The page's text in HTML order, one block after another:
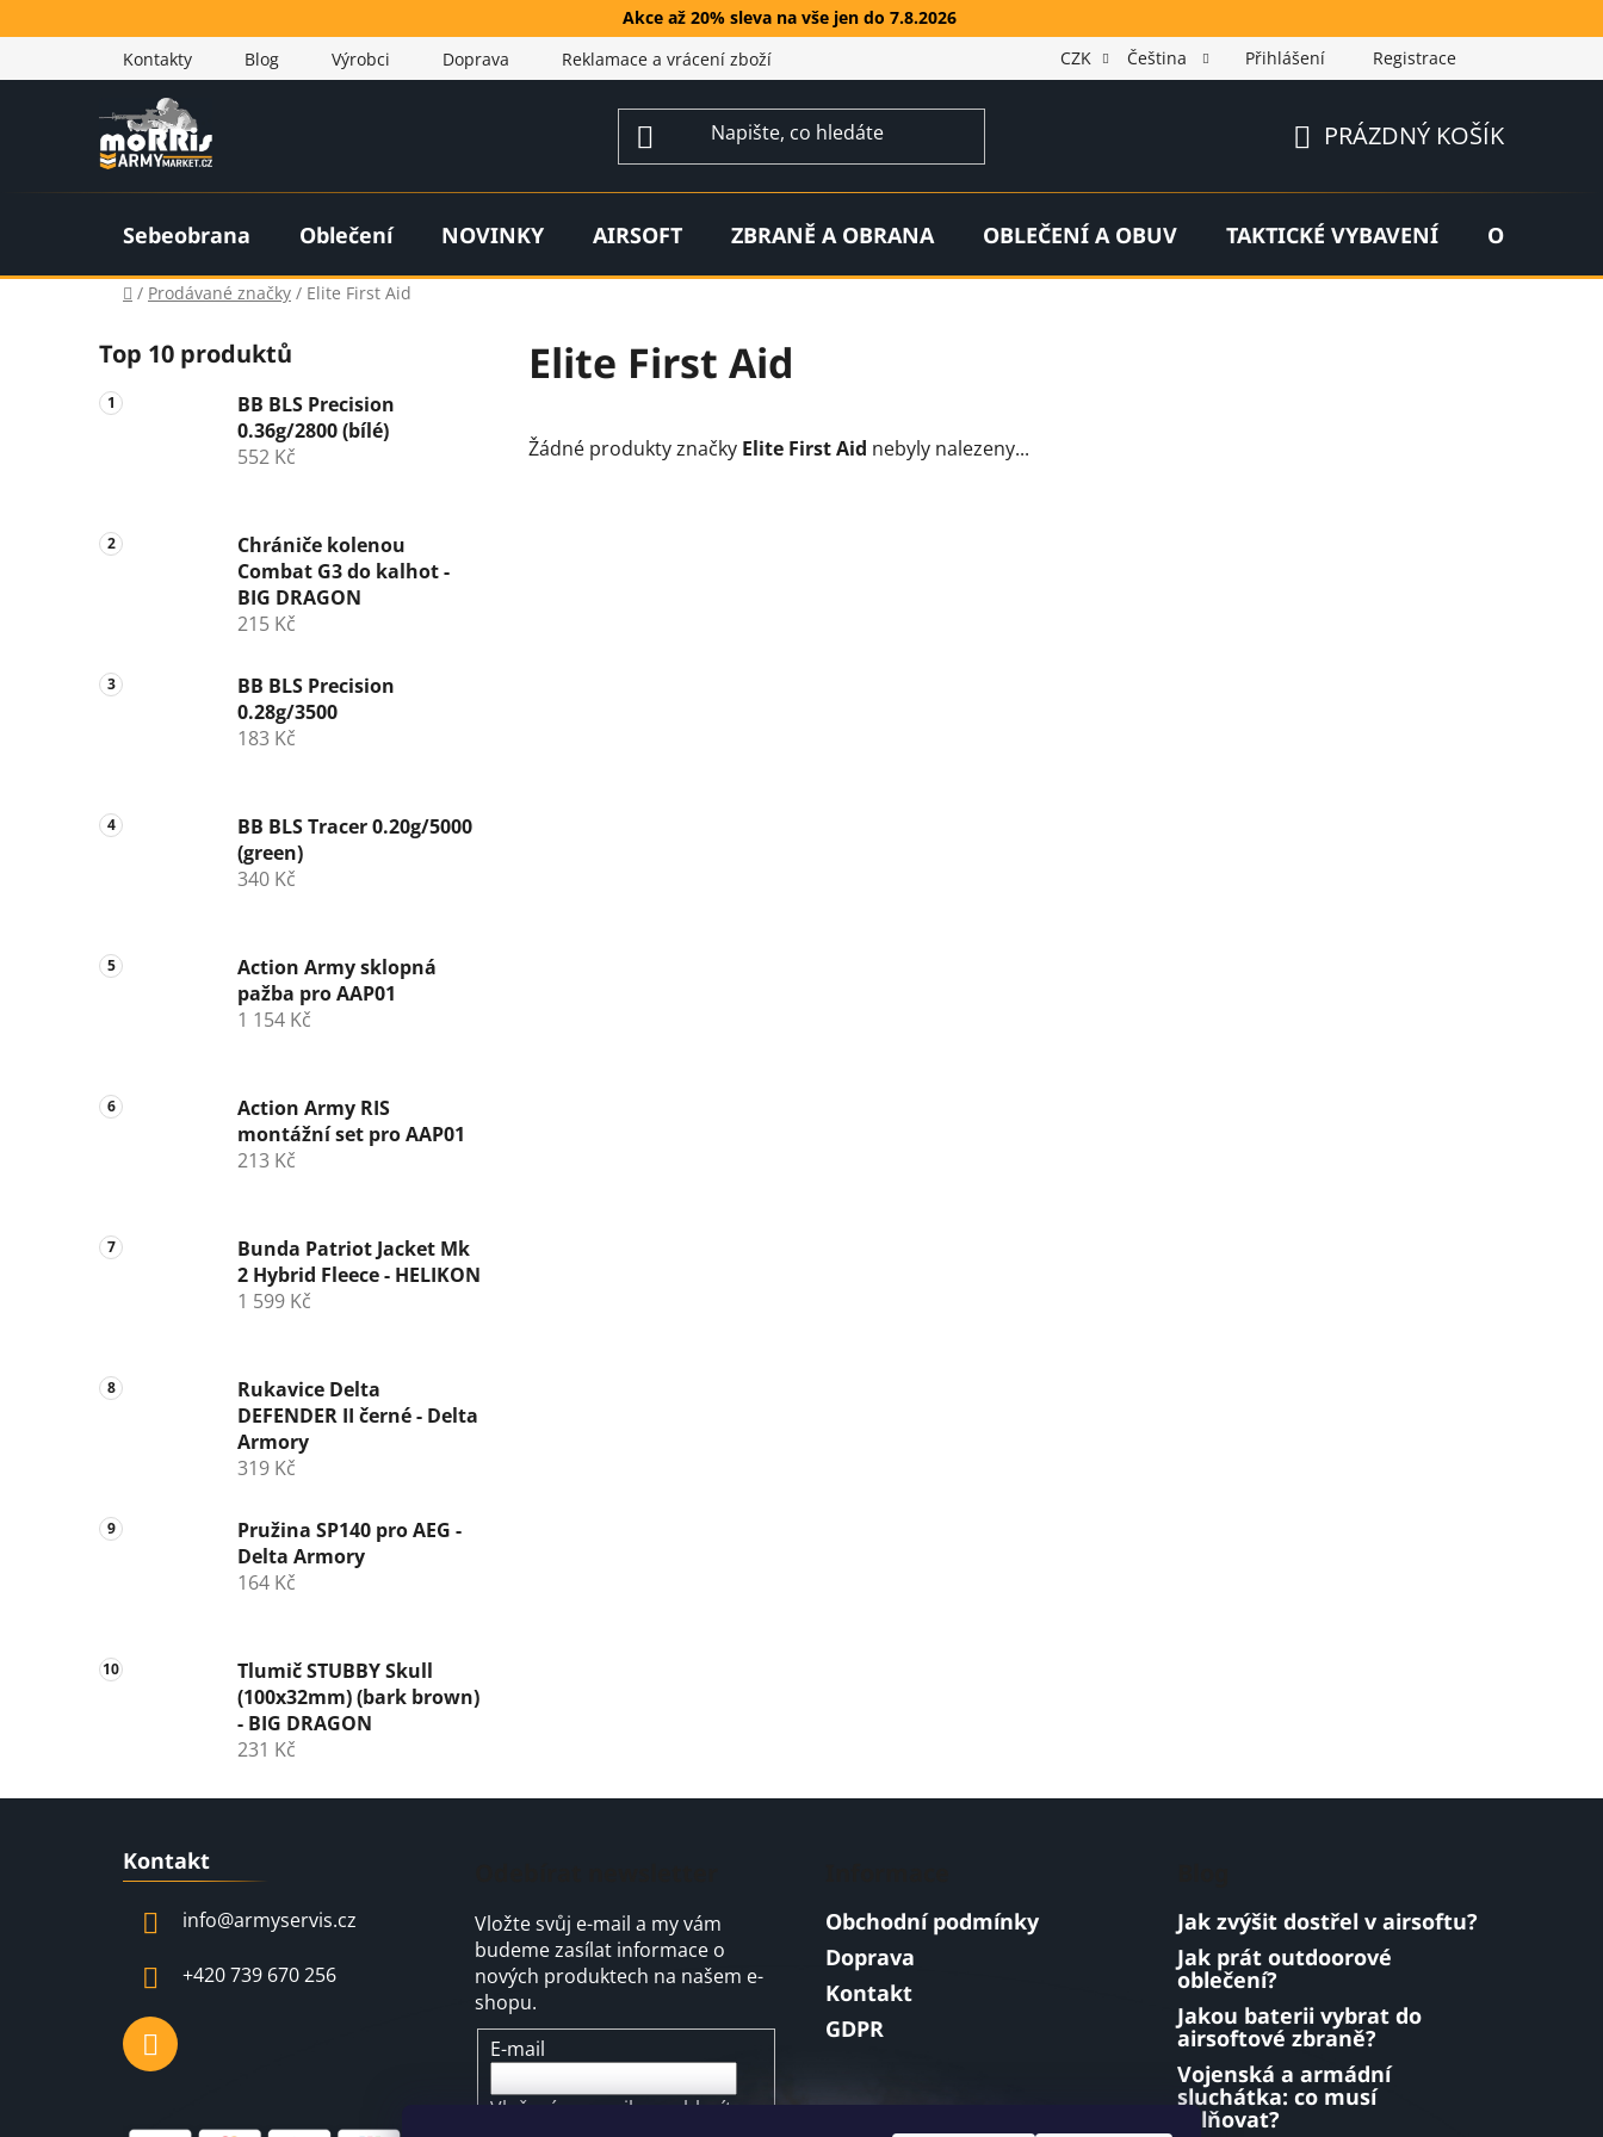
na
Akce až 20% sleva na vše jen do 7.8.2026
Kontakty
Blog Výrobci Doprava Reklamace a vrácení zboží CZK Čeština Přihlášení Registrace
KOŠÍK
PRÁZDNÝ KOŠÍK
Sebeobrana Oblečení NOVINKY AIRSOFT ZBRANĚ A OBRANA OBLEČENÍ A OBUV TAKTICKÉ VYBAVENÍ OUTDOOR
Domů
/ Prodávané značky / Elite First Aid
o
s
t
n
n
e
Top 10 produktů
BB BLS Precision
0.36g/2800 (bílé)
552 Kč
Chrániče kolenou
Combat G3 do kalhot -
BIG DRAGON
215 Kč
BB BLS Precision
0.28g/3500
183 Kč
BB BLS Tracer 0.20g/5000
(green)
340 Kč
Action Army sklopná
pažba pro AAP01
1 154 Kč
Action Army RIS
montážní set pro AAP01
213 Kč
Bunda Patriot Jacket Mk
2 Hybrid Fleece - HELIKON
1 599 Kč
Rukavice Delta
DEFENDER II černé - Delta
Armory
319 Kč
Pružina SP140 pro AEG -
Delta Armory
164 Kč
Tlumič STUBBY Skull
(100x32mm) (bark brown)
- BIG DRAGON
231 Kč
Elite First Aid
Žádné produkty značky Elite First Aid nebyly nalezeny...
Kontakt
info@armyservis.cz
+420 739 670 256
Vložte svůj e-mail a my vám
budeme zasílat informace o
nových produktech na našem e-
shopu.
E-mail
Vložením e-mailu souhlasíte s
Obchodní podmínky
Doprava
Kontakt
GDPR
Jak zvýšit dostřel v airsoftu?
Jak prát outdoorové
oblečení?
Jakou baterii vybrat do
airsoftové zbraně?
Vojenská a armádní
sluchátka: co musí
splňovat?